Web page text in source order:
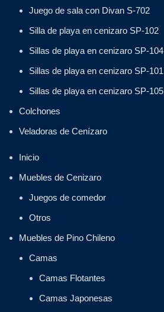
Juego de sala con Divan S-702
Silla de playa en cenizaro SP-102
Sillas de playa en cenizaro SP-104
Sillas de playa en cenizaro SP-101
Sillas de playa en cenizaro SP-105
Colchones
Veladoras de Cenízaro
Inicio
Muebles de Cenizaro
Juegos de comedor
Otros
Muebles de Pino Chileno
Camas
Camas Flotantes
Camas Japonesas